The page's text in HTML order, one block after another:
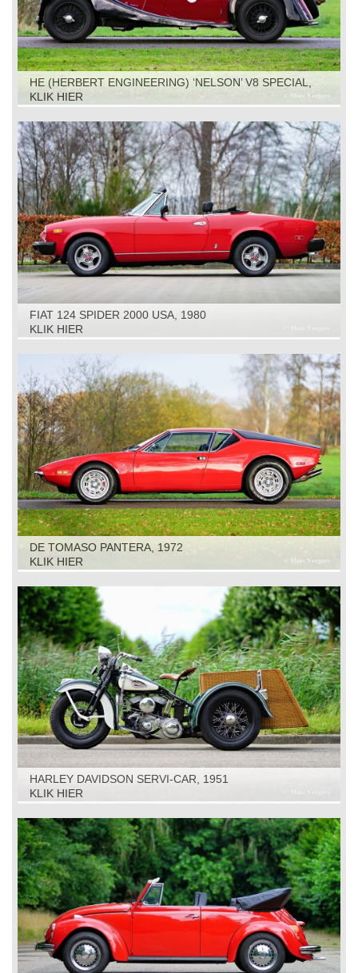
HE (HERBERT ENGINEERING) ‘NELSON’ V8 SPECIAL,
1931
KLIK HIER
FIAT 124 SPIDER 2000 USA, 1980
KLIK HIER
DE TOMASO PANTERA, 1972
KLIK HIER
HARLEY DAVIDSON SERVI-CAR, 1951
KLIK HIER